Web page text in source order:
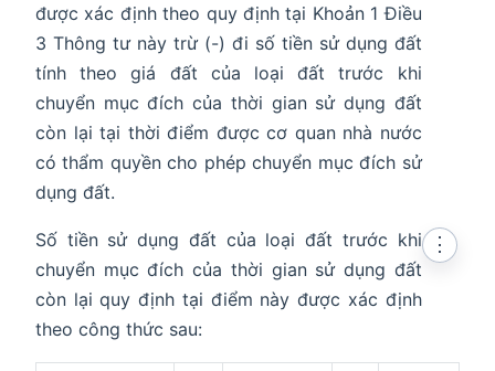
được xác định theo quy định tại Khoản 1 Điều
3 Thông tư này trừ (-) đi số tiền sử dụng đất
tính theo giá đất của loại đất trước khi
chuyển mục đích của thời gian sử dụng đất
còn lại tại thời điểm được cơ quan nhà nước
có thẩm quyền cho phép chuyển mục đích sử
dụng đất.
Số tiền sử dụng đất của loại đất trước khi
chuyển mục đích của thời gian sử dụng đất
còn lại quy định tại điểm này được xác định
theo công thức sau:
⋮